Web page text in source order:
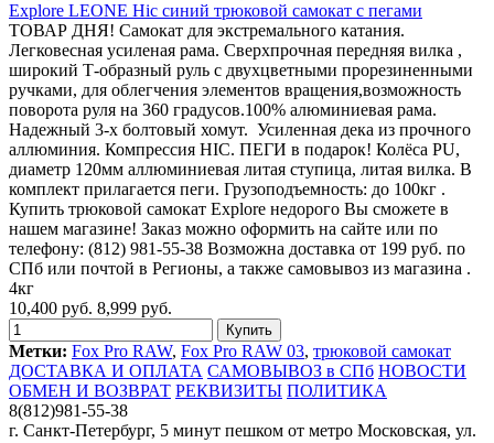
Explore LEONE Hic синий трюковой самокат с пегами
ТОВАР ДНЯ! Самокат для экстремального катания.
Легковесная усиленая рама. Сверхпрочная передняя вилка ,
широкий Т-образный руль с двухцветными прорезиненными
ручками, для облегчения элементов вращения,возможность
поворота руля на 360 градусов.100% алюминиевая рама.
Надежный 3-х болтовый хомут. Усиленная дека из прочного
аллюминия. Компрессия HIC. ПЕГИ в подарок! Колёса PU,
диаметр 120мм аллюминиевая литая ступица, литая вилка. В
комплект прилагается пеги. Грузоподъемность: до 100кг .
Купить трюковой самокат Explore недорого Вы сможете в
нашем магазине! Заказ можно оформить на сайте или по
телефону: (812) 981-55-38 Возможна доставка от 199 руб. по
СПб или почтой в Регионы, а также самовывоз из магазина .
4кг
10,400 руб. 8,999 руб.
Метки: Fox Pro RAW, Fox Pro RAW 03, трюковой самокат
ДОСТАВКА И ОПЛАТА САМОВЫВОЗ в СПб НОВОСТИ
ОБМЕН И ВОЗВРАТ РЕКВИЗИТЫ ПОЛИТИКА
8(812)981-55-38
г. Санкт-Петербург, 5 минут пешком от метро Московская, ул.